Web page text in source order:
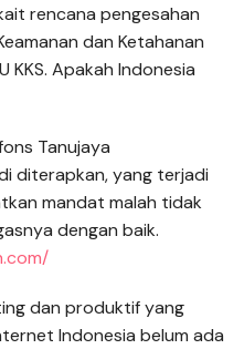
rencana pengesahan
dan Ketahanan
KKS. Apakah Indonesia
Tanujaya
diterapkan, yang terjadi
mandat malah tidak
dengan baik.
dan produktif yang
Indonesia belum ada